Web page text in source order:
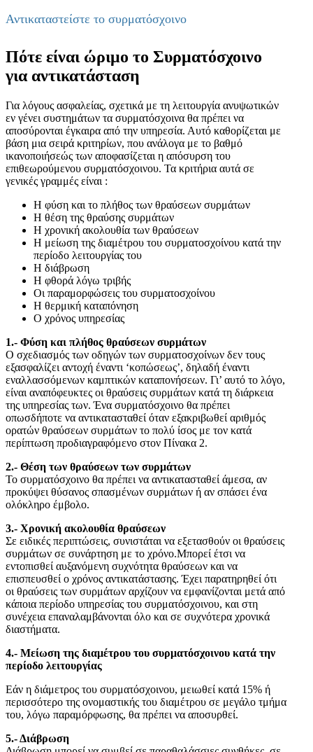
Αντικαταστείστε το συρματόσχοινο
Πότε είναι ώριμο το Συρματόσχοινο
για αντικατάσταση
Για λόγους ασφαλείας, σχετικά με τη λειτουργία ανυψωτικών
εν γένει συστημάτων τα συρματόσχοινα θα πρέπει να
αποσύρονται έγκαιρα από την υπηρεσία. Αυτό καθορίζεται με
βάση μια σειρά κριτηρίων, που ανάλογα με το βαθμό
ικανοποιήσεώς των αποφασίζεται η απόσυρση του
επιθεωρούμενου συρματόσχοινου. Τα κριτήρια αυτά σε
γενικές γραμμές είναι :
Η φύση και το πλήθος των θραύσεων συρμάτων
Η θέση της θραύσης συρμάτων
Η χρονική ακολουθία των θραύσεων
Η μείωση της διαμέτρου του συρματοσχοίνου κατά την
περίοδο λειτουργίας του
Η διάβρωση
Η φθορά λόγω τριβής
Οι παραμορφώσεις του συρματοσχοίνου
Η θερμική καταπόνηση
Ο χρόνος υπηρεσίας
1.- Φύση και πλήθος θραύσεων συρμάτων
Ο σχεδιασμός των οδηγών των συρματοσχοίνων δεν τους
εξασφαλίζει αντοχή έναντι ‘κοπώσεως’, δηλαδή έναντι
εναλλασσόμενων καμπτικών καταπονήσεων. Γι’ αυτό το λόγο,
είναι αναπόφευκτες οι θραύσεις συρμάτων κατά τη διάρκεια
της υπηρεσίας των. Ένα συρματόσχοινο θα πρέπει
οπωσδήποτε να αντικατασταθεί όταν εξακριβωθεί αριθμός
ορατών θραύσεων συρμάτων το πολύ ίσος με τον κατά
περίπτωση προδιαγραφόμενο στον Πίνακα 2.
2.- Θέση των θραύσεων των συρμάτων
Το συρματόσχοινο θα πρέπει να αντικατασταθεί άμεσα, αν
προκύψει θύσανος σπασμένων συρμάτων ή αν σπάσει ένα
ολόκληρο έμβολο.
3.- Χρονική ακολουθία θραύσεων
Σε ειδικές περιπτώσεις, συνιστάται να εξετασθούν οι θραύσεις
συρμάτων σε συνάρτηση με το χρόνο.Μπορεί έτσι να
εντοπισθεί αυξανόμενη συχνότητα θραύσεων και να
επισπευσθεί ο χρόνος αντικατάστασης. Έχει παρατηρηθεί ότι
οι θραύσεις των συρμάτων αρχίζουν να εμφανίζονται μετά από
κάποια περίοδο υπηρεσίας του συρματόσχοινου, και στη
συνέχεια επαναλαμβάνονται όλο και σε συχνότερα χρονικά
διαστήματα.
4.- Μείωση της διαμέτρου του συρματόσχοινου κατά την
περίοδο λειτουργίας
Εάν η διάμετρος του συρματόσχοινου, μειωθεί κατά 15% ή
περισσότερο της ονομαστικής του διαμέτρου σε μεγάλο τμήμα
του, λόγω παραμόρφωσης, θα πρέπει να αποσυρθεί.
5.- Διάβρωση